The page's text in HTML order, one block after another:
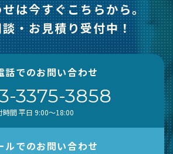
は今すぐこちらから。
・お見積り受付中！
話でのお問い合わせ
3375-3858
時間 平日 9:00～18:00
ルでのお問い合わせ